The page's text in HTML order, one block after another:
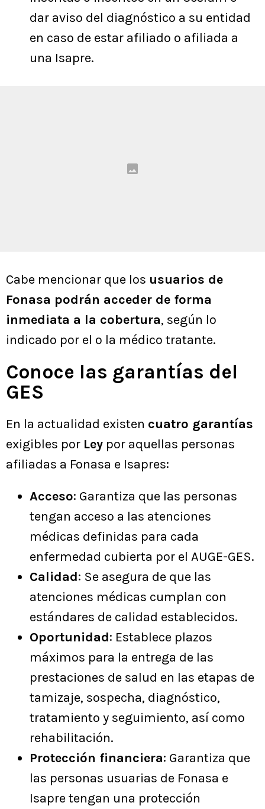
dar aviso del diagnóstico a su entidad
en caso de estar afiliado o afiliada a
una Isapre.
Cabe mencionar que los usuarios de
Fonasa podrán acceder de forma
inmediata a la cobertura, según lo
indicado por el o la médico tratante.
Conoce las garantías del
GES
En la actualidad existen cuatro garantías
exigibles por Ley por aquellas personas
afiliadas a Fonasa e Isapres:
Acceso: Garantiza que las personas
tengan acceso a las atenciones
médicas definidas para cada
enfermedad cubierta por el AUGE-GES.
Calidad: Se asegura de que las
atenciones médicas cumplan con
estándares de calidad establecidos.
Oportunidad: Establece plazos
máximos para la entrega de las
prestaciones de salud en las etapas de
tamizaje, sospecha, diagnóstico,
tratamiento y seguimiento, así como
rehabilitación.
Protección financiera: Garantiza que
las personas usuarias de Fonasa e
Isapre tengan una protección